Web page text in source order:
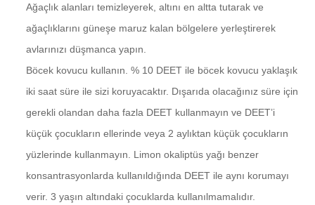
Ağaçlık alanları temizleyerek, altını en altta tutarak ve
ağaçlıklarını güneşe maruz kalan bölgelere yerleştirerek
avlarınızı düşmanca yapın.
Böcek kovucu kullanın. % 10 DEET ile böcek kovucu yaklaşık
iki saat süre ile sizi koruyacaktır. Dışarıda olacağınız süre için
gerekli olandan daha fazla DEET kullanmayın ve DEET’i
küçük çocukların ellerinde veya 2 aylıktan küçük çocukların
yüzlerinde kullanmayın. Limon okaliptüs yağı benzer
konsantrasyonlarda kullanıldığında DEET ile aynı korumayı
verir. 3 yaşın altındaki çocuklarda kullanılmamalıdır.